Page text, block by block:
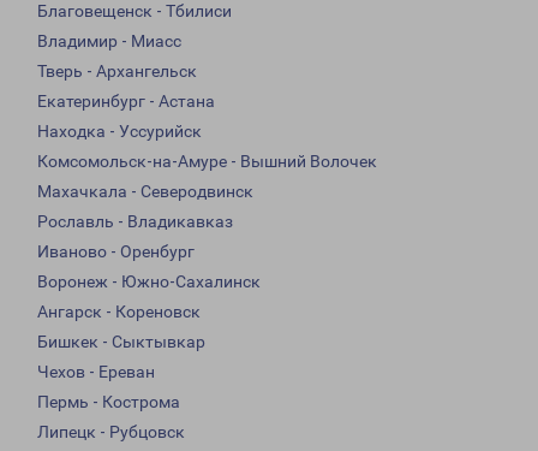
Благовещенск - Тбилиси
Владимир - Миасс
Тверь - Архангельск
Екатеринбург - Астана
Находка - Уссурийск
Комсомольск-на-Амуре - Вышний Волочек
Махачкала - Северодвинск
Рославль - Владикавказ
Иваново - Оренбург
Воронеж - Южно-Сахалинск
Ангарск - Кореновск
Бишкек - Сыктывкар
Чехов - Ереван
Пермь - Кострома
Липецк - Рубцовск